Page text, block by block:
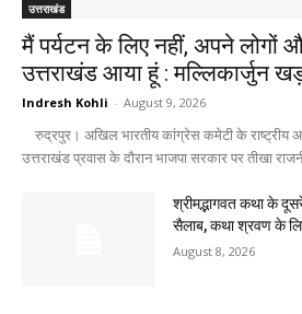
उत्तराखंड
मैं पर्यटन के लिए नहीं, अपने लोगों
उत्तराखंड आया हूं : मल्लिकार्जुन
Indresh Kohli - August 9, 2026
रुद्रपुर। अखिल भारतीय कांग्रेस कमेटी के राष्ट्रीय
उत्तराखंड प्रवास के दौरान भाजपा सरकार पर तीखा
श्रीमद्भागवत कथा के
सैलाब, कथा श्रवण के
August 8, 2026